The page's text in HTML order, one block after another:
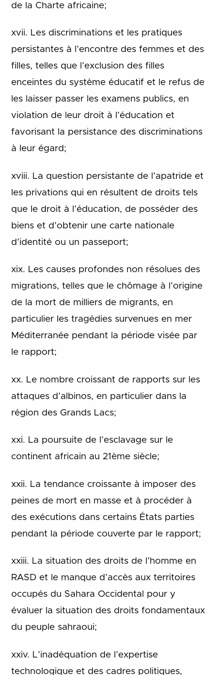
de la Charte africaine;
xvii. Les discriminations et les pratiques
persistantes à l’encontre des femmes et des
filles, telles que l’exclusion des filles
enceintes du système éducatif et le refus de
les laisser passer les examens publics, en
violation de leur droit à l’éducation et
favorisant la persistance des discriminations
à leur égard;
xviii. La question persistante de l’apatride et
les privations qui en résultent de droits tels
que le droit à l’éducation, de posséder des
biens et d’obtenir une carte nationale
d’identité ou un passeport;
xix. Les causes profondes non résolues des
migrations, telles que le chômage à l’origine
de la mort de milliers de migrants, en
particulier les tragédies survenues en mer
Méditerranée pendant la période visée par
le rapport;
xx. Le nombre croissant de rapports sur les
attaques d’albinos, en particulier dans la
région des Grands Lacs;
xxi. La poursuite de l’esclavage sur le
continent africain au 21ème siècle;
xxii. La tendance croissante à imposer des
peines de mort en masse et à procéder à
des exécutions dans certains États parties
pendant la période couverte par le rapport;
xxiii. La situation des droits de l’homme en
RASD et le manque d’accès aux territoires
occupés du Sahara Occidental pour y
évaluer la situation des droits fondamentaux
du peuple sahraoui;
xxiv. L’inadéquation de l’expertise
technologique et des cadres politiques,